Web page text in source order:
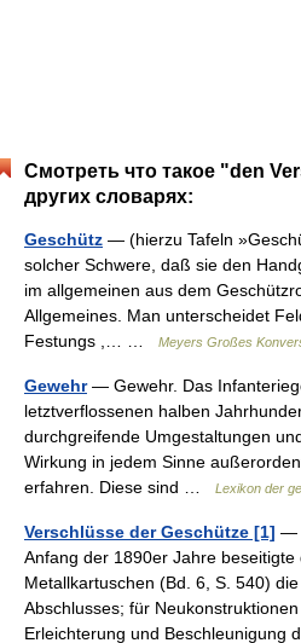
Смотреть что такое "den
других словарях:
Geschütz — (hierzu Tafeln
solcher Schwere, daß sie den
im allgemeinen aus dem
Allgemeines. Man unterscheidet
Festungs ,… …
Meyers Großes
Gewehr— Gewehr. Das
letztverflossenen halben
durchgreifende Umgestaltungen
Wirkung in jedem Sinne
erfahren. Diese sind …
Lexikon der
Verschlüsse der Geschütze [1] —
Anfang der 1890er Jahre beseitigte
Metallkartuschen (Bd. 6, S. 540)
Abschlusses; für
Erleichterung und